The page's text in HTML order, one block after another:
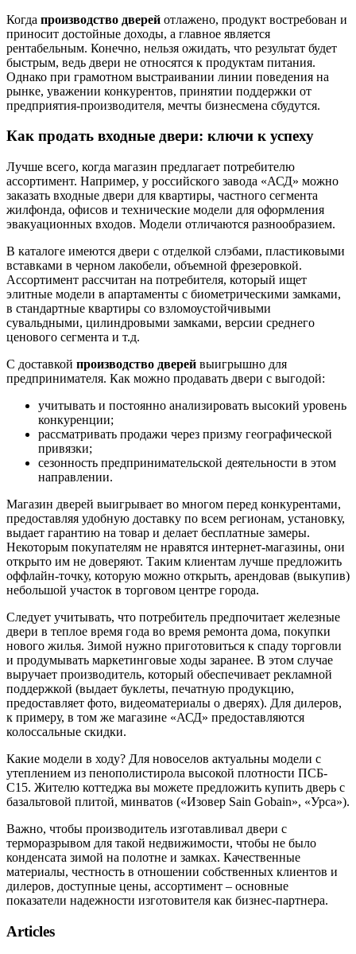
Когда производство дверей отлажено, продукт востребован и
приносит достойные доходы, а главное является
рентабельным. Конечно, нельзя ожидать, что результат будет
быстрым, ведь двери не относятся к продуктам питания.
Однако при грамотном выстраивании линии поведения на
рынке, уважении конкурентов, принятии поддержки от
предприятия-производителя, мечты бизнесмена сбудутся.
Как продать входные двери: ключи к успеху
Лучше всего, когда магазин предлагает потребителю
ассортимент. Например, у российского завода «АСД» можно
заказать входные двери для квартиры, частного сегмента
жилфонда, офисов и технические модели для оформления
эвакуационных входов. Модели отличаются разнообразием.
В каталоге имеются двери с отделкой слэбами, пластиковыми
вставками в черном лакобели, объемной фрезеровкой.
Ассортимент рассчитан на потребителя, который ищет
элитные модели в апартаменты с биометрическими замками,
в стандартные квартиры со взломоустойчивыми
сувальдными, цилиндровыми замками, версии среднего
ценового сегмента и т.д.
С доставкой производство дверей выигрышно для
предпринимателя. Как можно продавать двери с выгодой:
учитывать и постоянно анализировать высокий уровень
конкуренции;
рассматривать продажи через призму географической
привязки;
сезонность предпринимательской деятельности в этом
направлении.
Магазин дверей выигрывает во многом перед конкурентами,
предоставляя удобную доставку по всем регионам, установку,
выдает гарантию на товар и делает бесплатные замеры.
Некоторым покупателям не нравятся интернет-магазины, они
открыто им не доверяют. Таким клиентам лучше предложить
оффлайн-точку, которую можно открыть, арендовав (выкупив)
небольшой участок в торговом центре города.
Следует учитывать, что потребитель предпочитает железные
двери в теплое время года во время ремонта дома, покупки
нового жилья. Зимой нужно приготовиться к спаду торговли
и продумывать маркетинговые ходы заранее. В этом случае
выручает производитель, который обеспечивает рекламной
поддержкой (выдает буклеты, печатную продукцию,
предоставляет фото, видеоматериалы о дверях). Для дилеров,
к примеру, в том же магазине «АСД» предоставляются
колоссальные скидки.
Какие модели в ходу? Для новоселов актуальны модели с
утеплением из пенополистирола высокой плотности ПСБ-
С15. Жителю коттеджа вы можете предложить купить дверь с
базальтовой плитой, минватов («Изовер Sain Gobain», «Урса»).
Важно, чтобы производитель изготавливал двери с
терморазрывом для такой недвижимости, чтобы не было
конденсата зимой на полотне и замках. Качественные
материалы, честность в отношении собственных клиентов и
дилеров, доступные цены, ассортимент – основные
показатели надежности изготовителя как бизнес-партнера.
Articles